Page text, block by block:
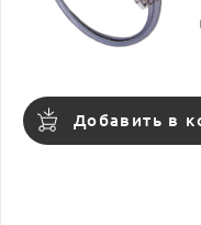
Добавить в